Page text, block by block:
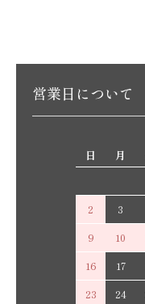
営業日について
日
月
2
3
9
10
16
17
23
24